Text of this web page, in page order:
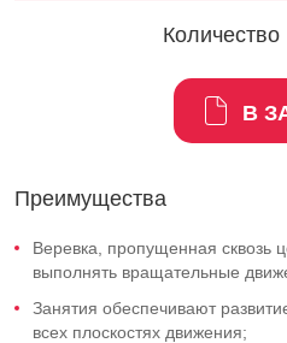
Количество
В
Преимущества
Веревка, пропущенная сквозь
выполнять вращательные
Занятия обеспечивают
всех плоскостях движения;